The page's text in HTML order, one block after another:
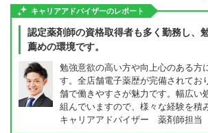
キャリアアドバイザーのレポート
認定薬剤師の資格取得者も多く勤務し、
薦めの環境です。
勉強意欲の高い方や向上心のある方
す。全店舗電子薬歴が完備されてお
舗で働きやすさが魅力です。幅広い
組んでいますので、様々な経験を積
キャリアアドバイザー 薬剤師担当